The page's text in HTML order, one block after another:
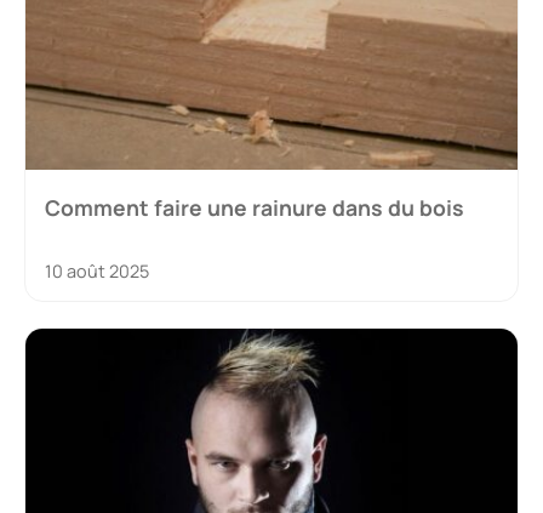
Comment faire une rainure dans du bois
10 août 2025